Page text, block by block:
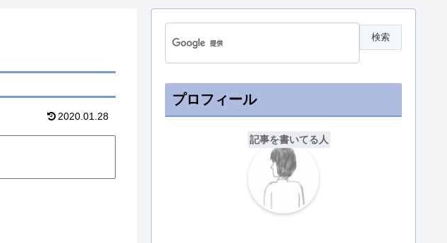
2020.01.28
プロフィール
記事を書いてる人